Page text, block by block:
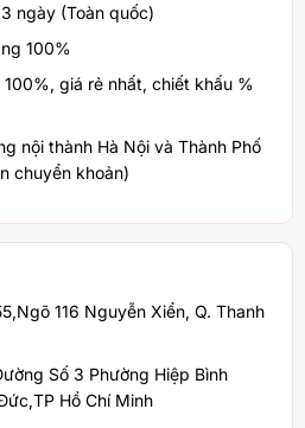
ngày (Toàn quốc)
100%
giá rẻ nhất, chiết khấu %
nội thành Hà Nội và Thành Phố
chuyển khoản)
116 Nguyễn Xiển, Q. Thanh
Số 3 Phường Hiệp Bình
Hồ Chí Minh